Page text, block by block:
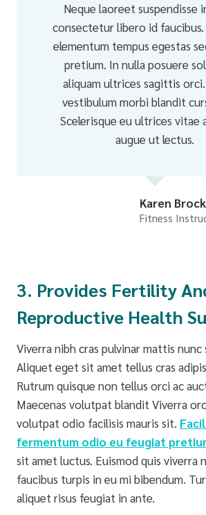
Neque laoreet suspendisse
consectetur libero id faucibus.
elementum tempus egestas
pretium. In nulla posuere
aliquam ultrices sagittis
vestibulum morbi blandit
Scelerisque eu ultrices vitae
augue ut lectus.
Karen Brock
Fitness
3. Provides Fertility
Reproductive Health
Viverra nibh cras pulvinar mattis nunc
Aliquet eget sit amet tellus cras
Rutrum quisque non tellus orci ac
Maecenas volutpat blandit Viverra
volutpat odio facilisis mauris sit.
fermentum odio eu feugiat
sit amet luctus. Euismod quis viverra
faucibus turpis in eu mi bibendum.
aliquet risus feugiat in ante.